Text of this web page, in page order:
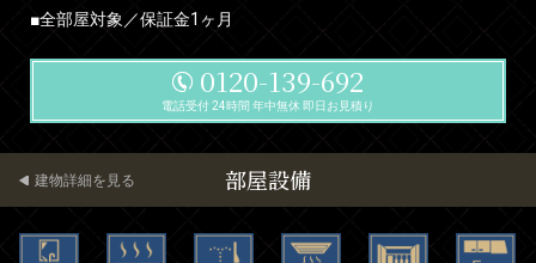
■全部屋対象／保証金1ヶ月
0120-139-692
電話受付 24時間 年中無休 即日お見積り
部屋設備
建物詳細を見る